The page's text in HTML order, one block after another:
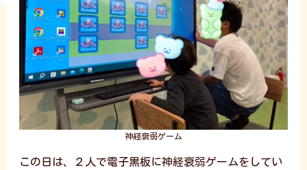
神経衰弱ゲーム
この日は、２人で電子黒板に神経衰弱ゲームをしてい